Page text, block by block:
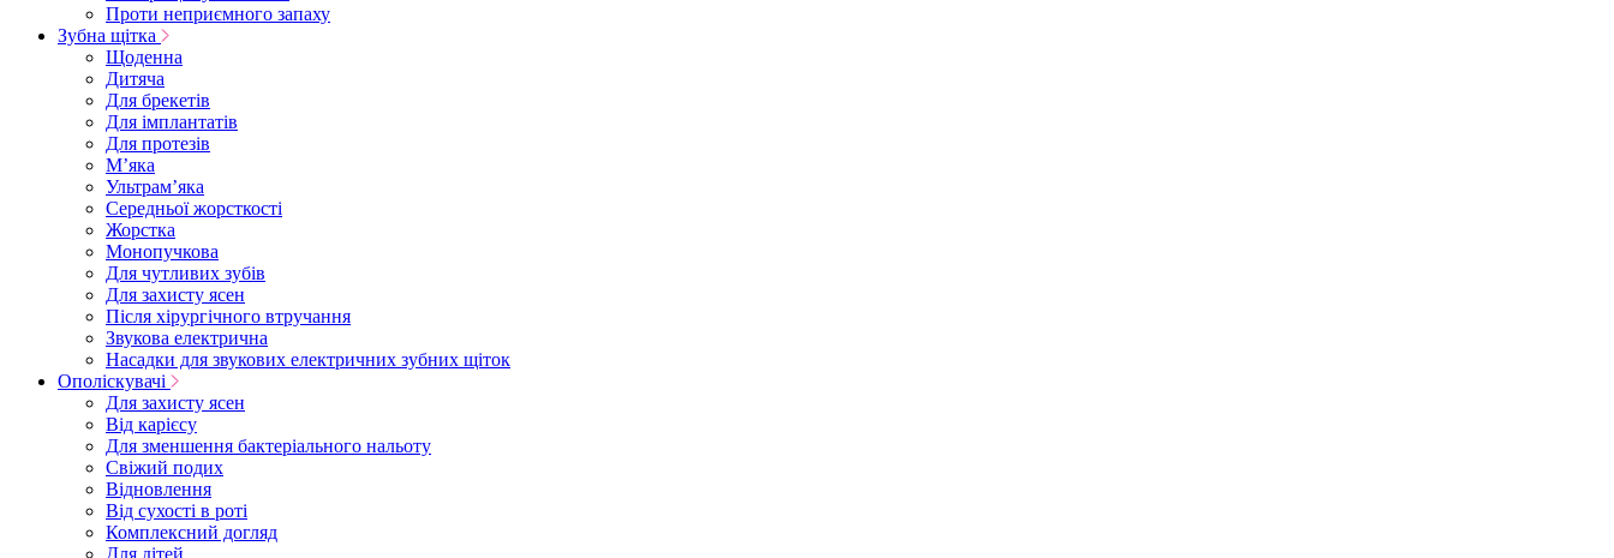
Проти неприємного запаху
Зубна щітка
Щоденна
Дитяча
Для брекетів
Для імплантатів
Для протезів
Мʼяка
Ультрамʼяка
Середньої жорсткості
Жорстка
Монопучкова
Для чутливих зубів
Для захисту ясен
Після хірургічного втручання
Звукова електрична
Насадки для звукових електричних зубних щіток
Ополіскувачі
Для захисту ясен
Від карієсу
Для зменшення бактеріального нальоту
Свіжий подих
Відновлення
Від сухості в роті
Комплексний догляд
Для дітей